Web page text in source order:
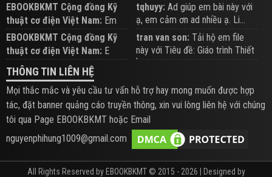
EBOOKBKMT Cộng đồng Kỹ
thuật cơ điện Việt Nam: Em
đăng trên Group hỗ trợ nhé
tqhuyy: Ad giúp em bài này với
ạ, em cảm ơn ad nhiều ạ. Li...
EBOOKBKMT Cộng đồng Kỹ
thuật cơ điện Việt Nam: E
xem hỗ trợ trên Group
tran van son: Tải hộ em file
này với Tiêu đề: Giáo trình Thiết
b...
THÔNG TIN LIÊN HỆ
Mọi thắc mắc và yêu cầu tư vấn hỗ trợ hay mong muốn được hợp
tác, đặt banner quảng cáo truyền thông, xin vui lòng liên hệ với chúng
tôi qua Page EBOOKBKMT hoặc Email
nguyenphihung1009@gmail.com
All Rights Reserved by EBOOKBKMT © 2015 - 2026 | Designed by